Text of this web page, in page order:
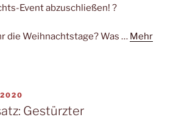
Event abzuschließen! ?
die Weihnachtstage? Was … Mehr
Gestürzter